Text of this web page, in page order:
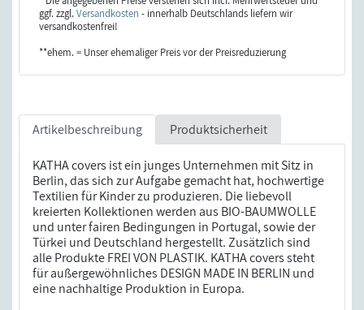
ggf. zzgl.Versandkosten - innerhalb Deutschlands liefern wir
versandkostenfrei!
**ehem. = Unser ehemaliger Preis vor der Preisreduzierung
Artikelbeschreibung Produktsicherheit
KATHA covers ist ein junges Unternehmen mit Sitz in
Berlin, das sich zur Aufgabe gemacht hat, hochwertige
Textilien für Kinder zu produzieren. Die liebevoll
kreierten Kollektionen werden aus BIO-BAUMWOLLE
und unter fairen Bedingungen in Portugal, sowie der
Türkei und Deutschland hergestellt. Zusätzlich sind
alle Produkte FREI VON PLASTIK. KATHA covers steht
für außergewöhnliches DESIGN MADE IN BERLIN und
eine nachhaltige Produktion in Europa.